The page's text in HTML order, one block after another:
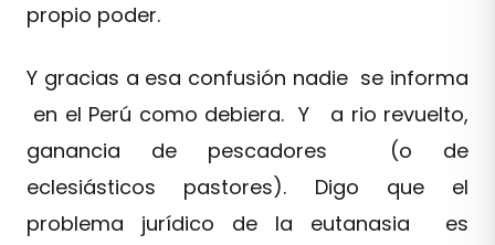
propio poder.
Y gracias a esa confusión nadie se informa
en el Perú como debiera. Y a rio revuelto,
ganancia de pescadores (o de
eclesiásticos pastores). Digo que el
problema jurídico de la eutanasia es